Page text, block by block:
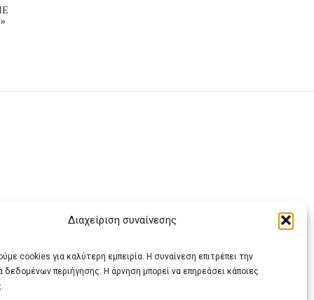
Διαχείριση συναίνεσης
cookies για καλύτερη εμπειρία. Η συναίνεση επιτρέπει την
δεδομένων περιήγησης. Η άρνηση μπορεί να επηρεάσει κάποιες